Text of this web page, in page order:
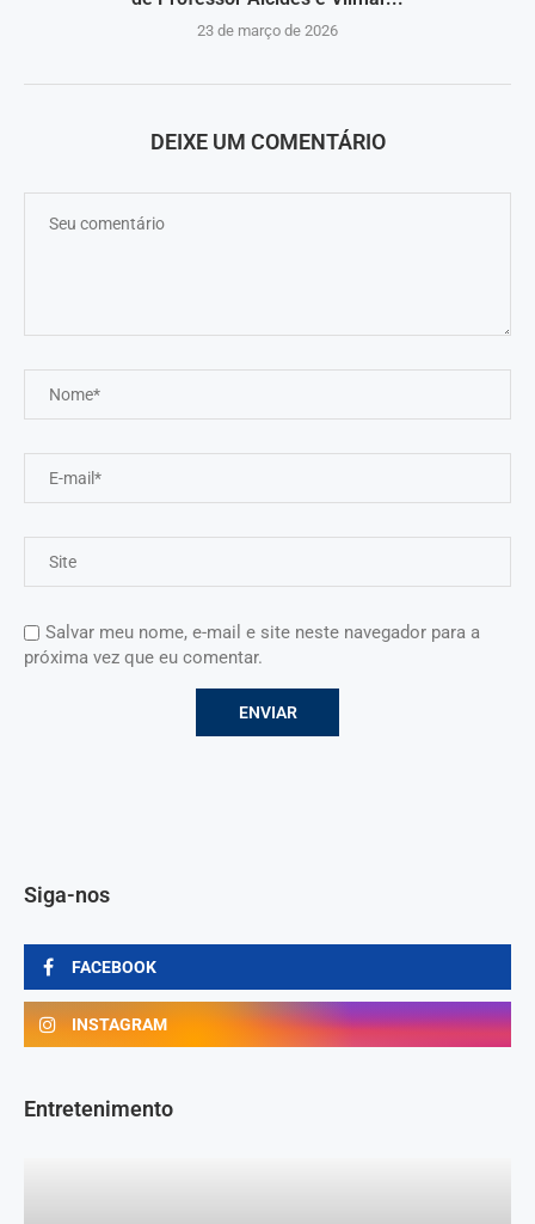
23 de março de 2026
DEIXE UM COMENTÁRIO
Salvar meu nome, e-mail e site neste navegador para a
próxima vez que eu comentar.
Siga-nos
FACEBOOK
INSTAGRAM
Entretenimento